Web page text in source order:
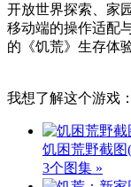
开放世界探索、家
移动端的操作适配
的《饥荒》生存体验
我想了解这个游戏：
饥困荒野截图
3个图集 »